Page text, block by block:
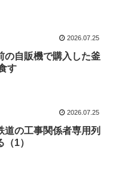
2026.07.25
の自販機で購入した釜
す
2026.07.25
道の工事関係者専用列
1）